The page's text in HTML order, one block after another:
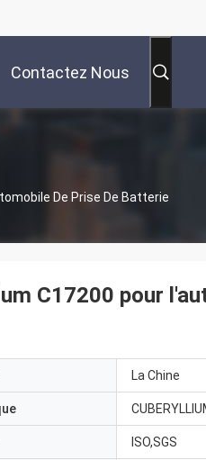
Contactez Nous
De Prise De Batterie
C17200 pour
La Chine
ISO,SGS